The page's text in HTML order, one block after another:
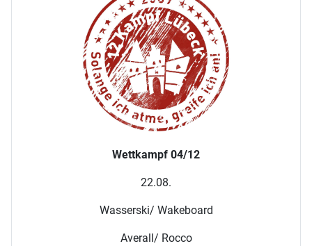
Wettkampf 04/12
22.08.
Wasserski/ Wakeboard
Averall/ Rocco